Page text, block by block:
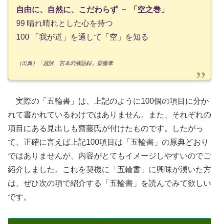
自由に、自然に、こだわらず － 「空之巻」
99 晴れ晴れとした心を持つ
100 「我が道」を通して「空」を知る
（出典）「超訳 宮本武蔵語録」齋藤孝
実際の「五輪書」は、上記のように100個の項目に分か
れて書かれているわけではありません。また、それぞれの
項目にある見出しも齋藤氏が付けたものです。したがっ
て、正確に言えば上記100項目は「五輪書」の原典どおり
ではありませんが、内容がとてもイメージしやすいのでご
紹介しました。これを契機に「五輪書」に興味が湧いた方
は、ぜひ次の項で紹介する「五輪書」を読んでみて欲しい
です。